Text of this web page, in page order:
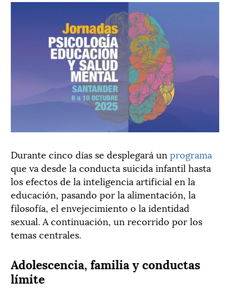
Durante cinco días se desplegará un programa
que va desde la conducta suicida infantil hasta
los efectos de la inteligencia artificial en la
educación, pasando por la alimentación, la
filosofía, el envejecimiento o la identidad
sexual. A continuación, un recorrido por los
temas centrales.
Adolescencia, familia y conductas
límite